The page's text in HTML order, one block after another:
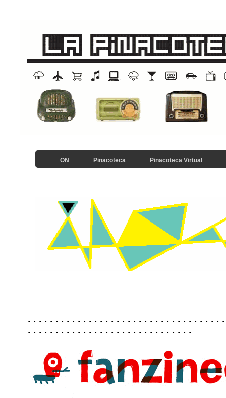
ON Pinacoteca Pinacoteca Virtual
..............................